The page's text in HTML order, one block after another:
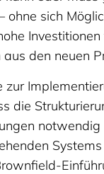
ohne sich
den neuen
zur
die